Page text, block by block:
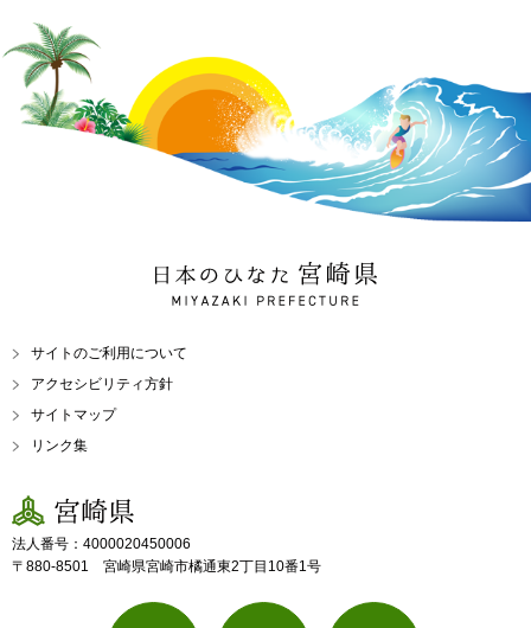
日本のひなた 宮崎県
MIYAZAKI PREFECTURE
サイトのご利用について
アクセシビリティ方針
サイトマップ
リンク集
宮崎県
法人番号：4000020450006
〒880-8501 宮崎県宮崎市橘通東2丁目10番1号